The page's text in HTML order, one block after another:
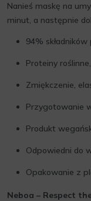
Nanieś maskę na
minut, a następnie
94%
Proteiny
Zmiękczenie,
Przygotowanie
Produkt
Odpowiedni do
Opakowanie z
Neboa – Respect